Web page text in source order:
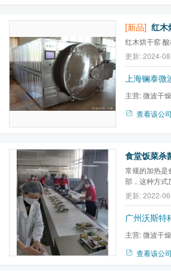
[新品] 红木
红木烘干窑
更新: 2024-
上海镧泰微
主营:微波干
查看该公
常规的加热是
部，这种方式
本高，产量小
和内部同时受
微波加热设
更新: 2022-
广州沃斯特
主营:微波干
查看该公